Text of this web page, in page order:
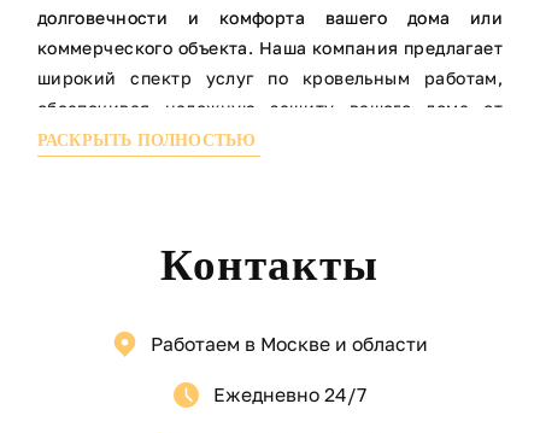
долговечности и комфорта вашего дома или
коммерческого объекта. Наша компания предлагает
широкий спектр услуг по кровельным работам,
обеспечивая надежную защиту вашего дома от
атмосферных воздействий. Мы работаем с
вариант для вашего бюджета и стиля.
Монтаж новой кровли — установка различных
мягкая кровля, профнастил, керамическая
РАСКРЫТЬ ПОЛНОСТЬЮ
Контакты
Работаем в Москве и области
Ежедневно 24/7